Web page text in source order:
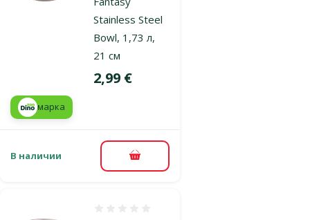
Stainless Steel
Bowl, 1,73 л,
21 см
Цена
2,99 €
марка
В наличии В корзину